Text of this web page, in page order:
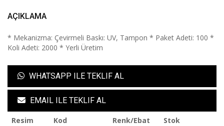
AÇIKLAMA
* Mekanizma: Çevirmeli Baskı: UV, Tampon * Paket Adeti: 100 *
Koli Adeti: 2000 * Yerli Üretim
WHATSAPP ILE TEKLIF AL
EMAIL ILE TEKLIF AL
Resim Kod Renk/Ebat
Stok